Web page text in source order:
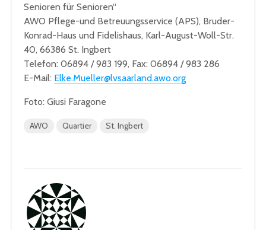
Senioren für Senioren“
AWO Pflege-und Betreuungsservice (APS), Bruder-
Konrad-Haus und Fidelishaus, Karl-August-Woll-Str.
40, 66386 St. Ingbert
Telefon: 06894 / 983 199, Fax: 06894 / 983 286
E-Mail: Elke.Mueller@lvsaarland.awo.org
Foto: Giusi Faragone
AWO Quartier St. Ingbert